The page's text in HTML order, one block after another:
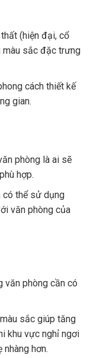
(hiện đại, cổ
màu sắc đặc trưng
cách thiết kế
gian.
phòng là ai sẽ
hợp.
có thể sử dụng
văn phòng của
văn phòng cần có
sắc giúp tăng
khu vực nghỉ ngơi
hơn.